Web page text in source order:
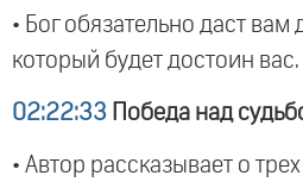
• Бог обязательно даст вам
который будет достоин вас.
02:22:33 Победа над
• Автор рассказывает о